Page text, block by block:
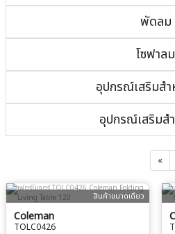
พัดลม
โซฟาลม
อุปกรณ์เสริมสำ
อุปกรณ์เสริมส
«
สินค้าขนาดเดียว
Coleman
TOLC0426